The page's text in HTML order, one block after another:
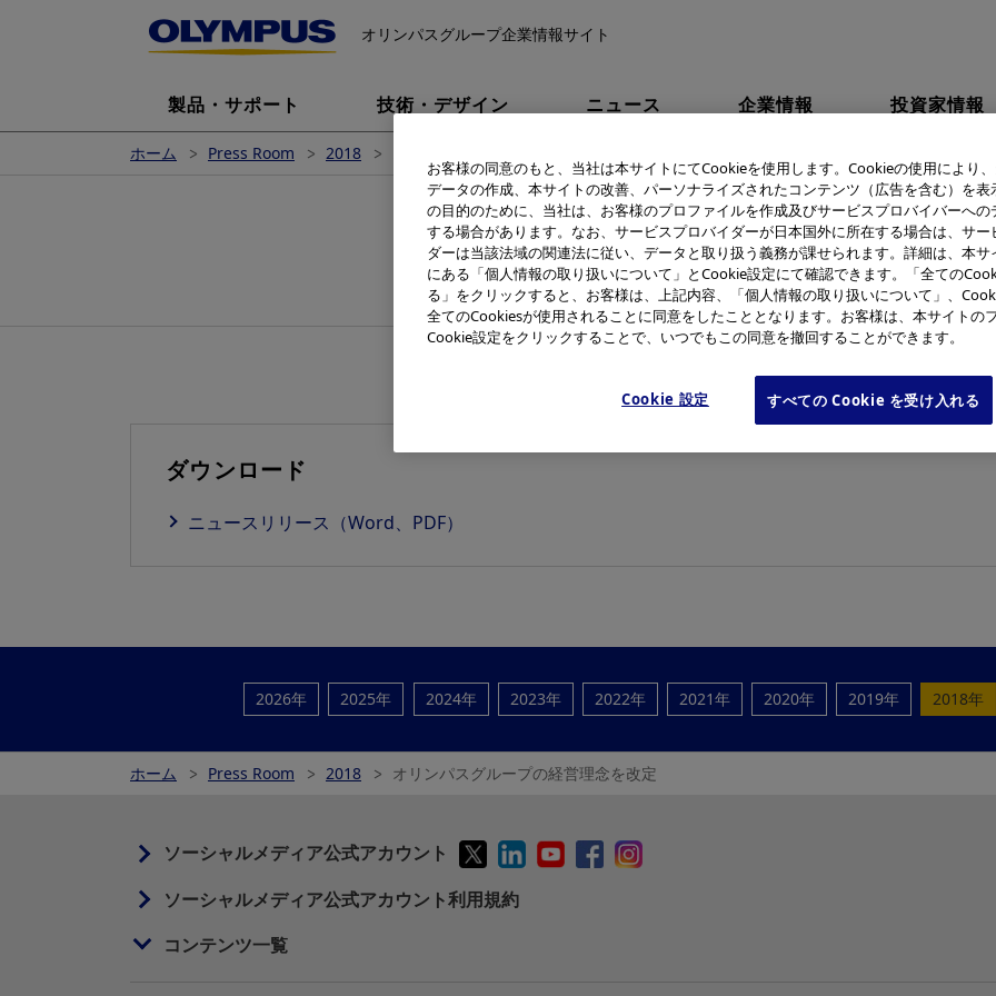
オリンパスグループ企業情報サイト
製品・サポート 技術・デザイン ニュース 企業情報 投資家情報
ホーム Press Room 2018
2019年の創業100周年を前に
オリンパスグループの経営理念
ダウンロード
ニュースリリース（Word、PDF）
2026年 2025年 2024年 2023年 2022年 2021年 2020年 2019年 2018年
ホーム Press Room 2018 オリンパスグループの経営理念を改定
ソーシャルメディア公式アカウント
ソーシャルメディア公式アカウント利用規約
コンテンツ一覧
お客様の同意のもと、当社は本サイトにてCookieを使用します。Cookieの使用により
データの作成、本サイトの改善、パーソナライズされたコンテンツ（広告を含む）を表
の目的のために、当社は、お客様のプロファイルを作成及びサービスプロバイバーへの
する場合があります。なお、サービスプロバイダーが日本国外に所在する場合は、サー
ダーは当該法域の関連法に従い、データと取り扱う義務が課せられます。詳細は、本サ
にある「個人情報の取り扱いについて」とCookie設定にて確認できます。「全ての
る」をクリックすると、お客様は、上記内容、「個人情報の取り扱いについて」、
全てのCookiesが使用されることに同意をしたこととなります。お客様は、本サイトの
Cookie設定をクリックすることで、いつでもこの同意を撤回することができます。
Cookie 設定 すべての Cookie を受け入れる